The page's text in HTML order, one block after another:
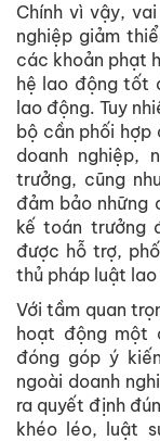
Chính vì vậy,
nghiệp giảm
các khoản phạt
hệ lao động tốt
lao động. Tuy
bộ cần phối
doanh nghiệp,
trưởng, cũng
đảm bảo những
kế toán trưởng
được hỗ trợ,
thủ pháp luật
Với tầm quan
hoạt động một
đóng góp ý
ngoài doanh
ra quyết định
khéo léo, luật